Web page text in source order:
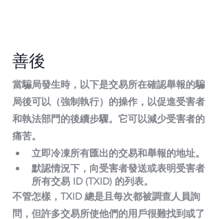
善後
當騙局發生時，以下是交易所在確認舉報的騙
局後可以（強制執行）的操作，以促進受害者
和執法部門的後續步驟。它可以減少受害者的
痛苦。
立即冷凍所有匯出的交易和舉報的地址。
默認情況下，向受害者發送或表明受害者
所有交易 ID (TXID) 的列表。
不管怎樣，TXID 總是且每次都被調查人員詢
問，但許多交易所使他們的用戶很難找到或了